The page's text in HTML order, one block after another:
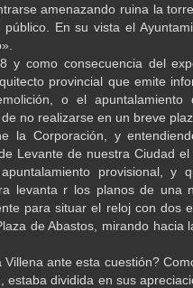
amenazando ruina la
En su vista el
y como consecuencia del
provincial que emite
o el
no realizarse en un breve
la Corporación, y
Levante de nuestra Ciudad
provisional, y
levanta r los planos de una
para situar el reloj con dos
de Abastos, mirando hacia
ante esta cuestión?
estaba dividida en sus